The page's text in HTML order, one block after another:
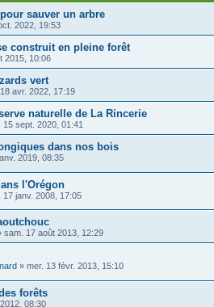
sauver un arbre
2022, 19:53
construit en pleine forêt
2015, 10:06
vert
avr. 2022, 17:19
naturelle de La Rincerie
15 sept. 2020, 01:41
dans nos bois
2019, 08:35
l'Orégon
17 janv. 2008, 17:05
sam. 17 août 2013, 12:29
» mer. 13 févr. 2013, 15:10
forêts
08:30